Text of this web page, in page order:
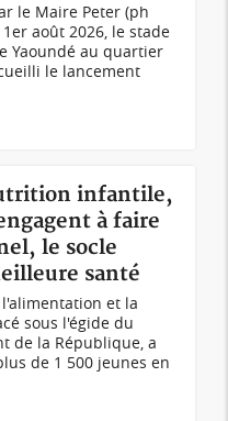
le Maire Peter (ph
août 2026, le stade
Yaoundé au quartier
le lancement
infantile,
à faire
le socle
santé
et la
sous l'égide du
de la République, a
de 1 500 jeunes en